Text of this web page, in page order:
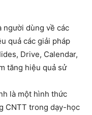
người dùng về các
quả các giải pháp
Drive, Calendar,
tăng hiệu quả sử
là một hình thức
CNTT trong dạy-học